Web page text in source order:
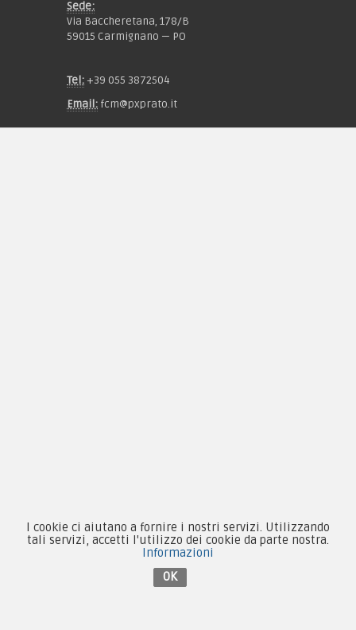
Sede:
Via Baccheretana, 178/B
59015 Carmignano — PO
Tel: +39 055 3872504
Email: fcm@pxprato.it
I cookie ci aiutano a fornire i nostri servizi. Utilizzando
tali servizi, accetti l'utilizzo dei cookie da parte nostra.
Informazioni
OK